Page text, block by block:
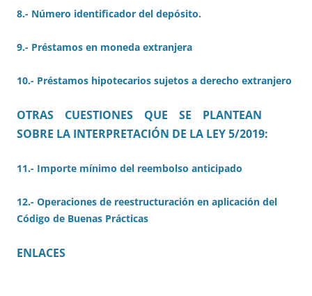
8.- Número identificador del depósito.
9.- Préstamos en moneda extranjera
10.- Préstamos hipotecarios sujetos a derecho extranjero
OTRAS CUESTIONES QUE SE PLANTEAN
SOBRE LA INTERPRETACIÓN DE LA LEY 5/2019:
11.- Importe mínimo del reembolso anticipado
12.- Operaciones de reestructuración en aplicación del
Código de Buenas Prácticas
ENLACES